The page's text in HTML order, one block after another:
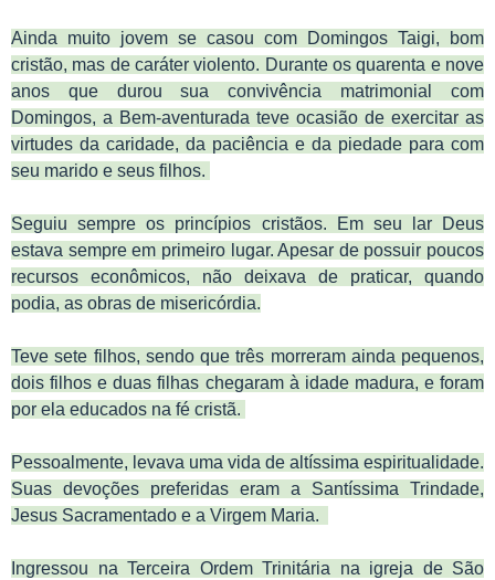
Ainda muito jovem se casou com Domingos Taigi, bom
cristão, mas de caráter violento. Durante os quarenta e nove
anos que durou sua convivência matrimonial com
Domingos, a Bem-aventurada teve ocasião de exercitar as
virtudes da caridade, da paciência e da piedade para com
seu marido e seus filhos.
Seguiu sempre os princípios cristãos. Em seu lar Deus
estava sempre em primeiro lugar. Apesar de possuir poucos
recursos econômicos, não deixava de praticar, quando
podia, as obras de misericórdia.
Teve sete filhos, sendo que três morreram ainda pequenos,
dois filhos e duas filhas chegaram à idade madura, e foram
por ela educados na fé cristã.
Pessoalmente, levava uma vida de altíssima espiritualidade.
Suas devoções preferidas eram a Santíssima Trindade,
Jesus Sacramentado e a Virgem Maria.
Ingressou na Terceira Ordem Trinitária na igreja de São